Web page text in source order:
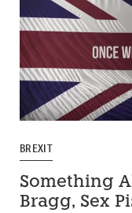
BREXIT
Something
Bragg, Sex